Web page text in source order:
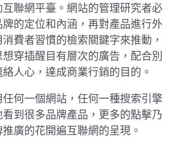
聯網平臺。網站的管理研究者必
的定位和內涵，再對產品進行外
費者習慣的檢索關鍵字來推動，
穿插醒目有層次的廣告，配合別
人心，達成商業行銷的目的。
何一個網站，任何一種搜索引擎
到很多品牌產品，更多的點擊乃
廣的花開遍互聯網的呈現。